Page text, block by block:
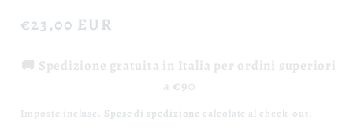
Prezzo
listino
€23,00 EUR
🚚 Spedizione gratuita in Italia per ordini superiori
a €90
Imposte incluse. Spese di spedizione calcolate al check-out.